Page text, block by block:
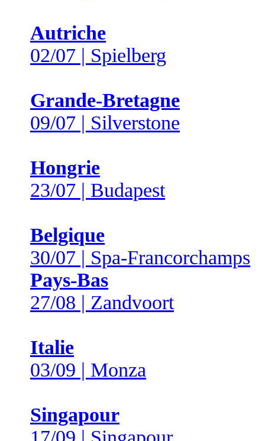
Autriche
02/07 | Spielberg
Grande-Bretagne
09/07 | Silverstone
Hongrie
23/07 | Budapest
Belgique
30/07 | Spa-Francorchamps
Pays-Bas
27/08 | Zandvoort
Italie
03/09 | Monza
Singapour